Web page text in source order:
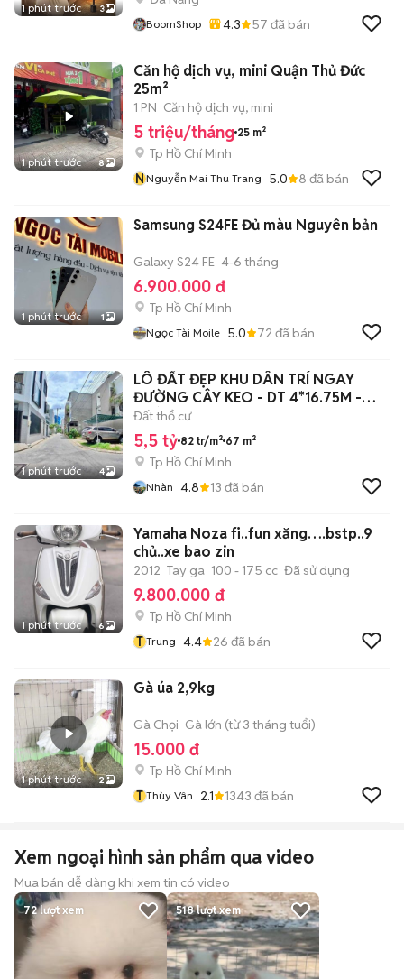
1 phút trước 3
BoomShop 4.3 57 đã bán
1 phút trước 8
Căn hộ dịch vụ, mini Quận Thủ Đức
25m²
1 PN Căn hộ dịch vụ, mini
5 triệu/tháng 25 m²
Tp Hồ Chí Minh
NNguyễn Mai Thu Trang 5.0 8 đã bán
1 phút trước 1
Samsung S24FE Đủ màu Nguyên bản
Galaxy S24 FE 4-6 tháng
6.900.000 đ
Tp Hồ Chí Minh
Ngọc Tài Moile 5.0 72 đã bán
1 phút trước 4
LÔ ĐẤT ĐẸP KHU DÂN TRÍ NGAY
ĐƯỜNG CÂY KEO - DT 4*16.75M -
ĐƯỜNG 6M
Đất thổ cư
5,5 tỷ 82 tr/m² 67 m²
Tp Hồ Chí Minh
Nhàn 4.8 13 đã bán
1 phút trước 6
Yamaha Noza fi..fun xăng….bstp..9
chủ..xe bao zin
2012 Tay ga 100 - 175 cc Đã sử dụng
9.800.000 đ
Tp Hồ Chí Minh
T Trung 4.4 26 đã bán
1 phút trước 2
Gà úa 2,9kg
Gà Chọi Gà lớn (từ 3 tháng tuổi)
15.000 đ
Tp Hồ Chí Minh
T Thùy Vân 2.1 1343 đã bán
Xem ngoại hình sản phẩm qua video
Mua bán dễ dàng khi xem tin có video
72lượt xem 518lượt xem